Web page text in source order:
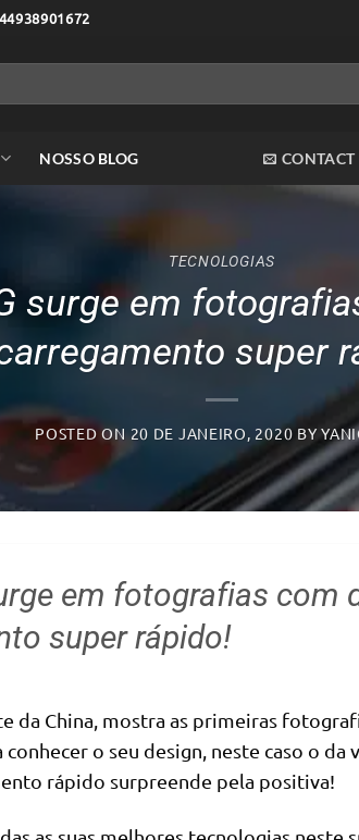
NOSSO BLOG CONTACT
TECNOLOGIAS
surge em
super
POSTED ON 20 DE JANEIRO, 2020 BY
em fotografias com
super rápido!
da China, mostra as primeiras
o seu design, neste caso o da
rápido surpreende pela positiva!